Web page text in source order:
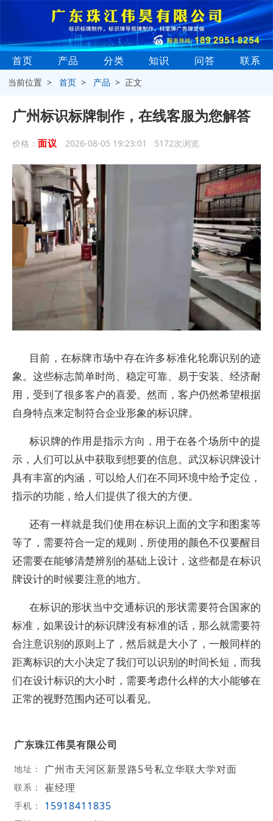
首页 产品 分类 知识 问答 联系
当前位置 >首页 > 产品 > 正文
广州标识标牌制作，在线客服为您解答
价格： 面议 2026-08-05 19:23:01 5172次浏览
目前，在标牌市场中存在许多标准化轮廓识别的迹
象。这些标志简单时尚、稳定可靠、易于安装、经济耐
用，受到了很多客户的喜爱。然而，客户仍然希望根据
自身特点来定制符合企业形象的标识牌。
标识牌的作用是指示方向，用于在各个场所中的提
示，人们可以从中获取到想要的信息。武汉标识牌设计
具有丰富的内涵，可以给人们在不同环境中给予定位，
指示的功能，给人们提供了很大的方便。
还有一样就是我们使用在标识上面的文字和图案等
等了，需要符合一定的规则，所使用的颜色不仅要醒目
还需要在能够清楚辨别的基础上设计，这些都是在标识
牌设计的时候要注意的地方。
在标识的形状当中交通标识的形状需要符合国家的
标准，如果设计的标识牌没有标准的话，那么就需要符
合注意识别的原则上了，然后就是大小了，一般同样的
距离标识的大小决定了我们可以识别的时间长短，而我
们在设计标识的大小时，需要考虑什么样的大小能够在
正常的视野范围内还可以看见。
广东珠江伟昊有限公司
地址： 广州市天河区新景路5号私立华联大学对面
联系： 崔经理
手机： 15918411835